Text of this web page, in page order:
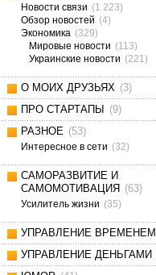
Новости связи (1 223)
Обзор новостей (4)
Экономика (329)
Мировые новости (113)
Украинские новости (221)
О МОИХ ДРУЗЬЯХ (3)
ПРО СТАРТАПЫ (9)
РАЗНОЕ (53)
Интересное в сети (32)
САМОРАЗВИТИЕ И
САМОМОТИВАЦИЯ (63)
Усилитель жизни (35)
УПРАВЛЕНИЕ ВРЕМЕНЕМ
УПРАВЛЕНИЕ ДЕНЬГАМИ